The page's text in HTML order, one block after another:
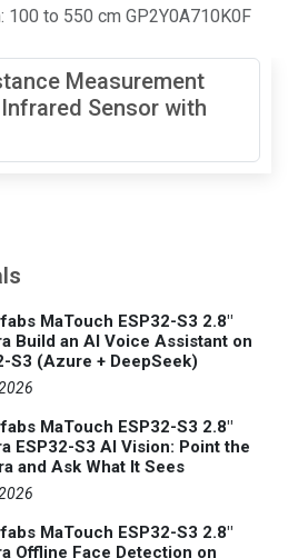
100 to 550 cm GP2Y0A710K0F
Measurement
Sensor with
MaTouch ESP32-S3 2.8"
Build an AI Voice Assistant on
S3 (Azure + DeepSeek)
MaTouch ESP32-S3 2.8"
ESP32-S3 AI Vision: Point the
and Ask What It Sees
MaTouch ESP32-S3 2.8"
Offline Face Detection on